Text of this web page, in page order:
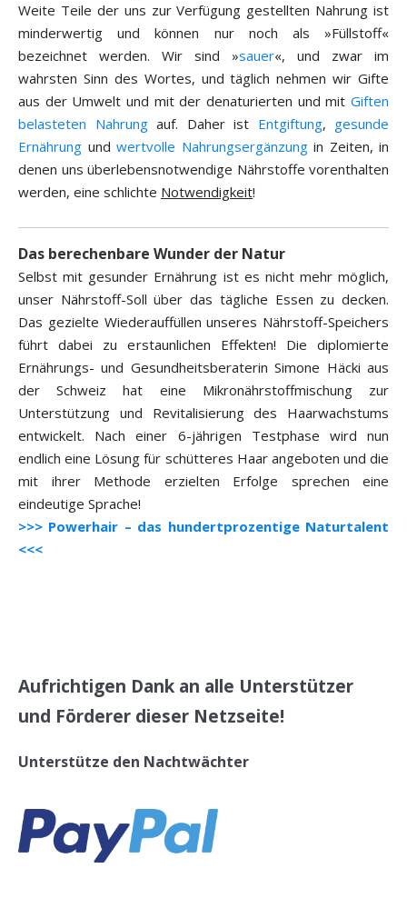
Weite Teile der uns zur Verfügung gestellten Nahrung ist
minderwertig und können nur noch als »Füllstoff«
bezeichnet werden. Wir sind »sauer«, und zwar im
wahrsten Sinn des Wortes, und täglich nehmen wir Gifte
aus der Umwelt und mit der denaturierten und mit Giften
belasteten Nahrungauf. Daher ist Entgiftung, gesunde
Ernährung und wertvolle Nahrungsergänzungin Zeiten, in
denen uns überlebensnotwendige Nährstoffe vorenthalten
werden, eine schlichte Notwendigkeit!
Das berechenbare Wunder der Natur
Selbst mit gesunder Ernährung ist es nicht mehr möglich,
unser Nährstoff-Soll über das tägliche Essen zu decken.
Das gezielte Wiederauffüllen unseres Nährstoff-Speichers
führt dabei zu erstaunlichen Effekten! Die diplomierte
Ernährungs- und Gesundheitsberaterin Simone Häcki aus
der Schweiz hat eine Mikronährstoffmischung zur
Unterstützung und Revitalisierung des Haarwachstums
entwickelt. Nach einer 6-jährigen Testphase wird nun
endlich eine Lösung für schütteres Haar angeboten und die
mit ihrer Methode erzielten Erfolge sprechen eine
eindeutige Sprache!
>>> Powerhair – das hundertprozentige Naturtalent
<<<
Aufrichtigen Dank an alle Unterstützer
und Förderer dieser Netzseite!
Unterstütze den Nachtwächter